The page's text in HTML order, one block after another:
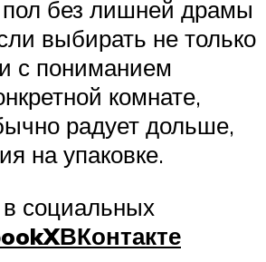
без лишней драмы
выбирать не только
с пониманием
комнате,
радует дольше,
на упаковке.
социальных
XВКонтакте